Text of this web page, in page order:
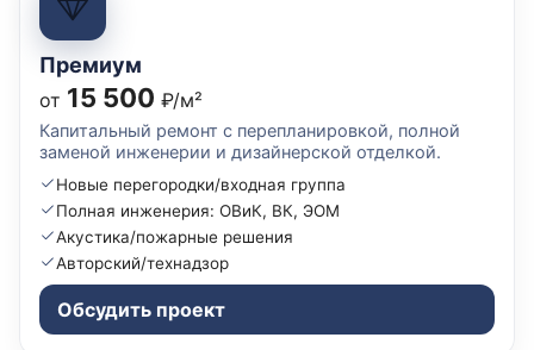
Премиум
от 15 500 ₽/м²
Капитальный ремонт с перепланировкой, полной
заменой инженерии и дизайнерской отделкой.
Новые перегородки/входная группа
Полная инженерия: ОВиК, ВК, ЭОМ
Акустика/пожарные решения
Авторский/технадзор
Обсудить проект